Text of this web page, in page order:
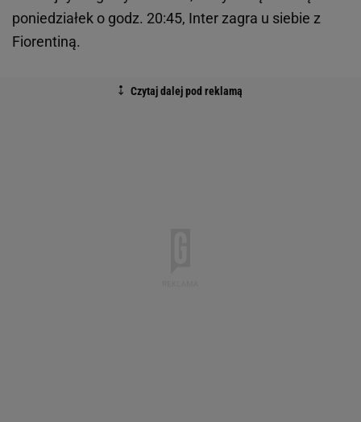
poniedziałek o godz. 20:45, Inter zagra u siebie z
Fiorentiną.